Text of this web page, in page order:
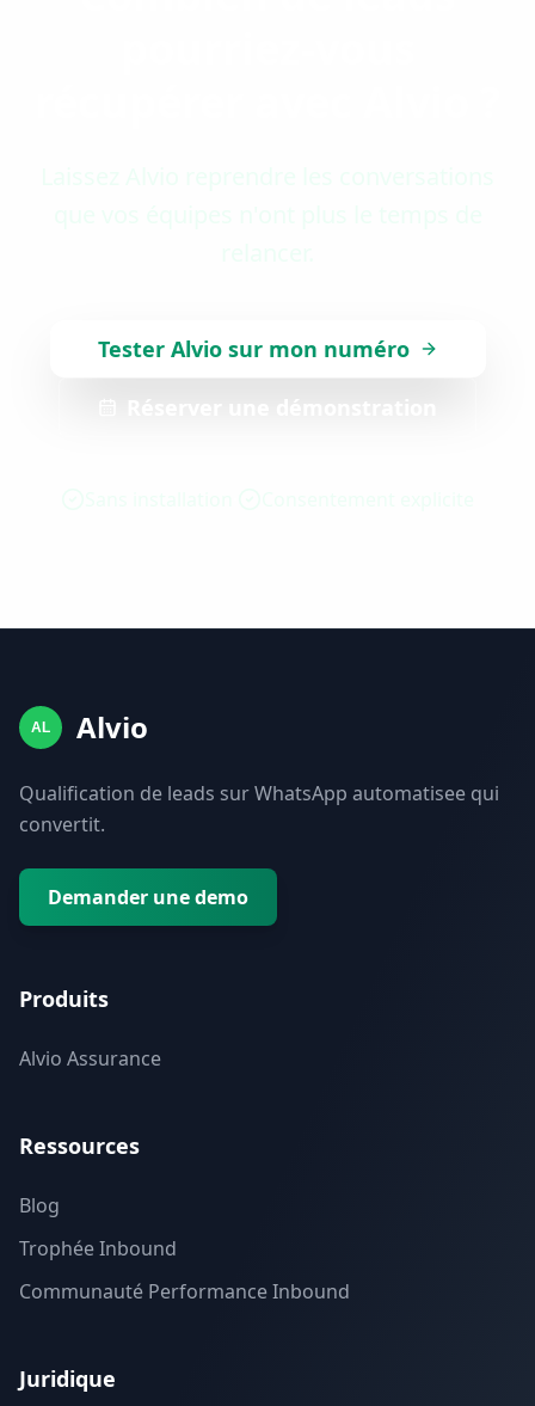
Tester Alvio sur mon numéro
AL Alvio
Qualification de leads sur WhatsApp automatisee qui
convertit.
Demander une demo
Produits
Alvio Assurance
Ressources
Blog
Trophée Inbound
Communauté Performance Inbound
Juridique